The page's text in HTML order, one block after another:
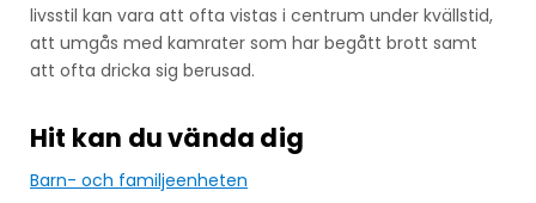
livsstil kan vara att ofta vistas i centrum under kvällstid,
att umgås med kamrater som har begått brott samt
att ofta dricka sig berusad.
Hit kan du vända dig
Barn- och familjeenheten